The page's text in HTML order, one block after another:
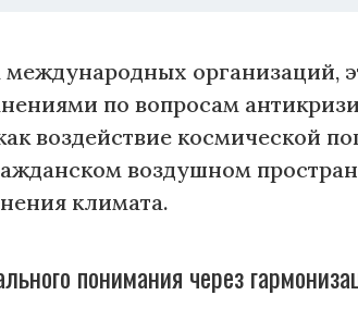
международных организаций,
по вопросам
воздействие космической
воздушном
климата.
понимания через